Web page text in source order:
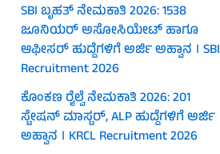
SBI ಬೃಹತ್ ನೇಮಕಾತಿ 2026: 1538
ಜೂನಿಯರ್ ಅಸೋಸಿಯೇಟ್ ಹಾಗೂ
ಆಫೀಸರ್ ಹುದ್ದೆಗಳಿಗೆ ಅರ್ಜಿ ಅಹ್ವಾನ । SBI
Recruitment 2026
ಕೊಂಕಣ ರೈಲ್ವೆ ನೇಮಕಾತಿ 2026: 201
ಸ್ಟೇಷನ್ ಮಾಸ್ಟರ್, ALP ಹುದ್ದೆಗಳಿಗೆ ಅರ್ಜಿ
ಅಹ್ವಾನ । KRCL Recruitment 2026